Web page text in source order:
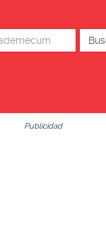
Publicidad